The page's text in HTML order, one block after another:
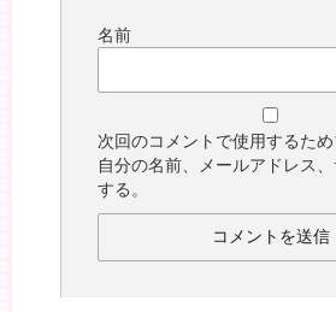
名前
次回のコメントで使用するた
自分の名前、メールアドレス
する。